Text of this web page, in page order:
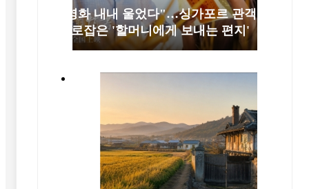
"영화 내내 울었다"…싱가포르 관객
사로잡은 '할머니에게 보내는 편지'